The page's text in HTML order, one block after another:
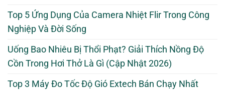
Top 5 Ứng Dụng Của Camera Nhiệt Flir Trong Công
Nghiệp Và Đời Sống
Uống Bao Nhiêu Bị Thổi Phạt? Giải Thích Nồng Độ
Cồn Trong Hơi Thở Là Gì (Cập Nhật 2026)
Top 3 Máy Đo Tốc Độ Gió Extech Bán Chạy Nhất